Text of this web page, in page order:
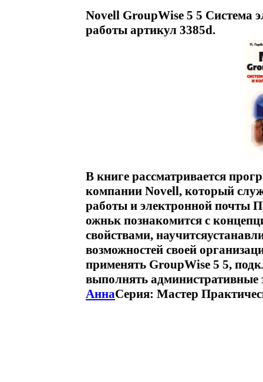
Novell GroupWise 5 5 Система
работы артикул 3385d.
В книге рассматривается
компании Novell, который
работы и электронной почты
ожньк познакомится с
свойствами,
возможностей своей
применять GroupWise 5 5,
выполнять
АннаСерия: Мастер